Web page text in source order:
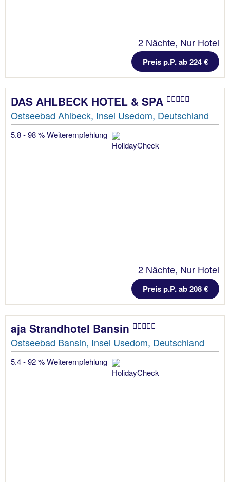
2 Nächte, Nur Hotel
Preis p.P. ab 224 €
DAS AHLBECK HOTEL & SPA
Ostseebad Ahlbeck, Insel Usedom, Deutschland
5.8 - 98 % Weiterempfehlung
2 Nächte, Nur Hotel
Preis p.P. ab 208 €
aja Strandhotel Bansin
Ostseebad Bansin, Insel Usedom, Deutschland
5.4 - 92 % Weiterempfehlung